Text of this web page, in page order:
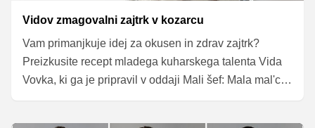
Vidov zmagovalni zajtrk v kozarcu
Vam primanjkuje idej za okusen in zdrav zajtrk?
Preizkusite recept mladega kuharskega talenta Vida
Vovka, ki ga je pripravil v oddaji Mali šef: Mala mal'ca.
Sloji rabarbare, jogurta in jagod v kozarcu niso le